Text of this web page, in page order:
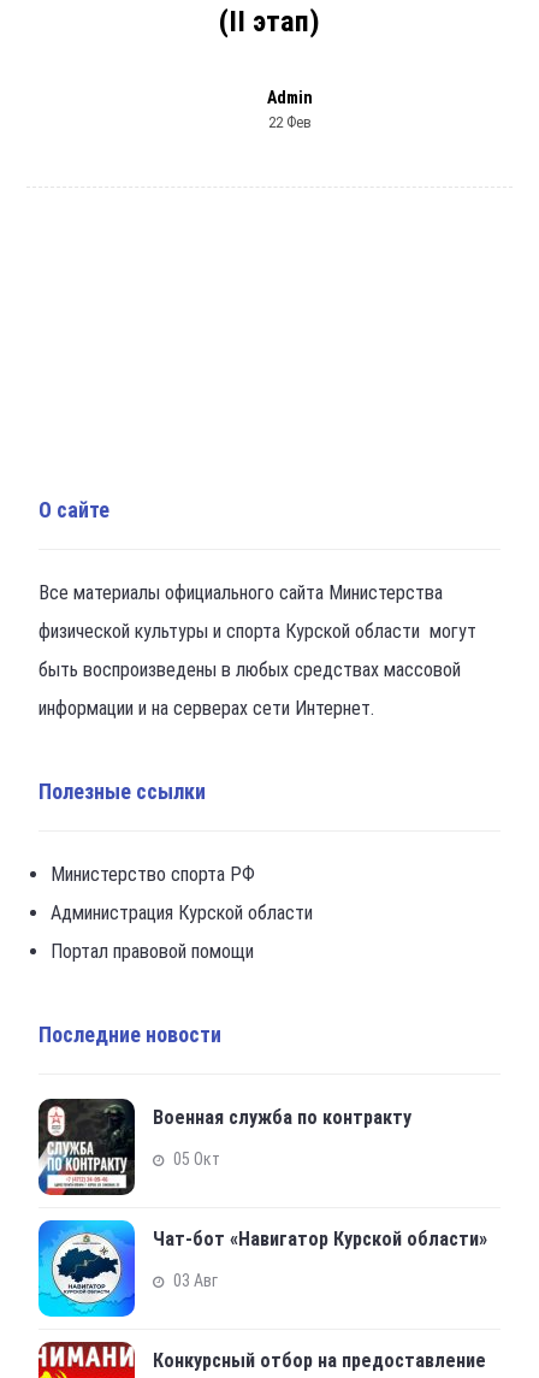
(II этап)
Admin
22 Фев
О сайте
Все материалы официального сайта Министерства
физической культуры и спорта Курской области могут
быть воспроизведены в любых средствах массовой
информации и на серверах сети Интернет.
Полезные ссылки
Министерство спорта РФ
Администрация Курской области
Портал правовой помощи
Последние новости
Военная служба по контракту
05 Окт
Чат-бот «Навигатор Курской области»
03 Авг
Конкурсный отбор на предоставление